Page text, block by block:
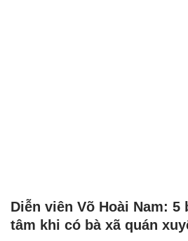
Diễn viên Võ Hoài Nam: 5
tâm khi có bà xã quán